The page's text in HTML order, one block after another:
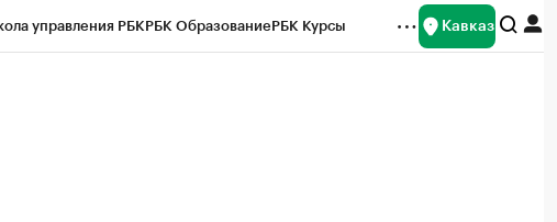
управления РБКРБК ОбразованиеРБК Курсы Кавказ